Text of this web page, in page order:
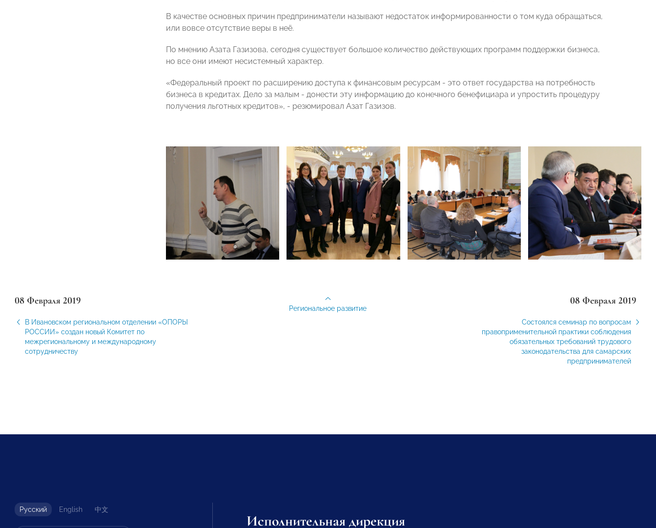
В качестве основных причин предприниматели называют недостаток информированности о том куда обращаться,
или вовсе отсутствие веры в неё.
По мнению Азата Газизова, сегодня существует большое количество действующих программ поддержки бизнеса,
но все они имеют несистемный характер.
«Федеральный проект по расширению доступа к финансовым ресурсам - это ответ государства на потребность
бизнеса в кредитах. Дело за малым - донести эту информацию до конечного бенефициара и упростить процедуру
получения льготных кредитов», - резюмировал Азат Газизов.
08 Февраля 2019
В Ивановском региональном отделении «ОПОРЫ
РОССИИ» создан новый Комитет по
межрегиональному и международному
сотрудничеству
08 Февраля 2019
Состоялся семинар по вопросам
правоприменительной практики соблюдения
обязательных требований трудового
законодательства для самарских
предпринимателей
Региональное развитие
Русский English 中文
Исполнительная дирекция